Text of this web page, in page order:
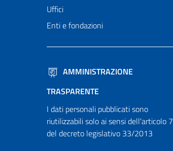
Uffici
Enti e fondazioni
AMMINISTRAZIONE
TRASPARENTE
I dati personali pubblicati sono
riutilizzabili solo ai sensi dell'articolo 7
del decreto legislativo 33/2013